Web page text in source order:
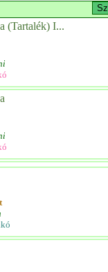
(Tartalék) I...